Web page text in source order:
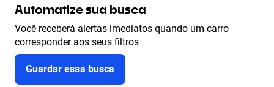
Automatize sua busca
Você receberá alertas imediatos quando um carro
corresponder aos seus filtros
Guardar essa busca